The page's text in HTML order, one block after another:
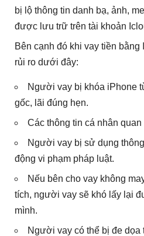
bị lộ thông tin danh bạ, ảnh,
được lưu trữ trên tài khoản
Bên cạnh đó khi vay tiền bằng
rủi ro dưới đây:
Người vay bị khóa iPhone
gốc, lãi đúng hẹn.
Các thông tin cá nhân quan
Người vay bị sử dụng
động vi phạm pháp luật.
Nếu bên cho vay không
tích, người vay sẽ khó lấy lại
mình.
Người vay có thể bị đe dọa